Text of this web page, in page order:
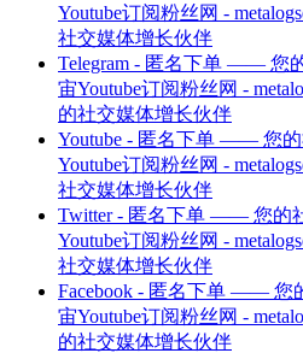
Youtube订阅粉丝网 -
社交媒体增长伙伴
Telegram - 匿名下单 —— 您
宙Youtube订阅粉丝网 -
的社交媒体增长伙伴
Youtube - 匿名下单 —— 您
Youtube订阅粉丝网 -
社交媒体增长伙伴
Twitter - 匿名下单 —— 您的
Youtube订阅粉丝网 -
社交媒体增长伙伴
Facebook - 匿名下单 —— 您
宙Youtube订阅粉丝网 -
的社交媒体增长伙伴